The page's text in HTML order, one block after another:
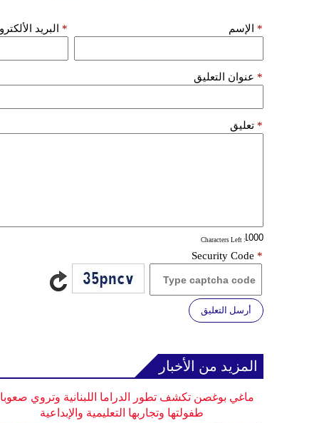
الإسم * البريد *
عنوان التعليق *
تعليق *
: Characters Left
Security Code *
أرسل التعليق
المزيد من الأخبار
ماغي بوغصن تكشف تطور الدراما اللبنانية وتروي
طفولتها وتجاربها التعليمية والإبداعية